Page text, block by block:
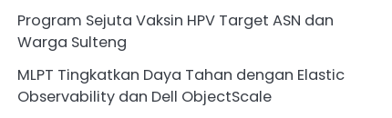
Program Sejuta Vaksin HPV Target ASN dan
Warga Sulteng
MLPT Tingkatkan Daya Tahan dengan Elastic
Observability dan Dell ObjectScale